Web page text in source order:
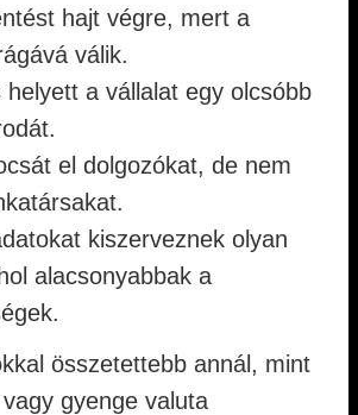
hajt végre, mert a
válik.
helyett a vállalat egy olcsóbb
el dolgozókat, de nem
kiszerveznek olyan
alacsonyabbak a
összetettebb annál, mint
gyenge valuta